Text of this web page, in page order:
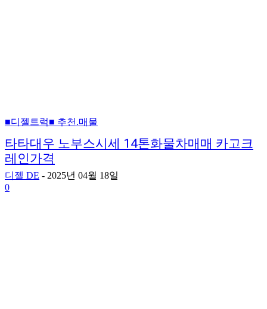
■디젤트럭■ 추천.매물
타타대우 노부스시세 14톤화물차매매 카고크
레인가격
디젤 DE - 2025년 04월 18일
0